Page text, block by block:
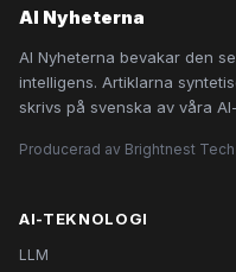
AI Nyheterna
AI Nyheterna bevakar den
intelligens. Artiklarna
skrivs på svenska av våra
Producerad av Brightnest Tech
AI-TEKNOLOGI
LLM